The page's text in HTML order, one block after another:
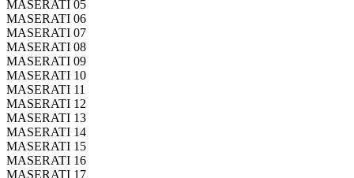
MASERATI 05
MASERATI 06
MASERATI 07
MASERATI 08
MASERATI 09
MASERATI 10
MASERATI 11
MASERATI 12
MASERATI 13
MASERATI 14
MASERATI 15
MASERATI 16
MASERATI 17